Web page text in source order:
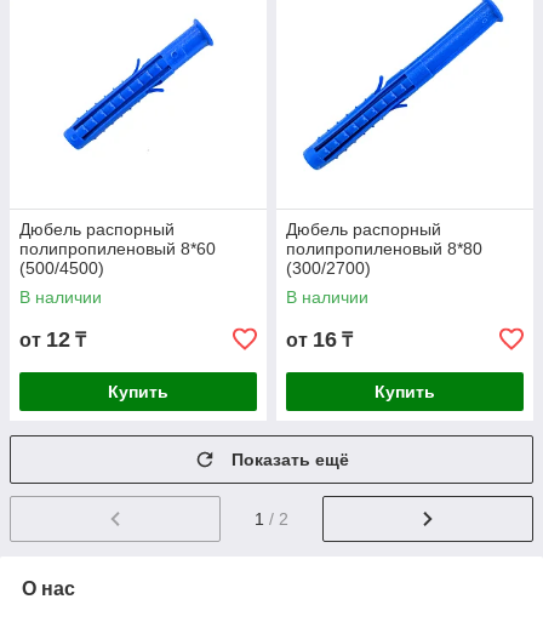
Дюбель распорный
полипропиленовый 8*60
(500/4500)
В наличии
от 12 ₸
Купить
Дюбель распорный
полипропиленовый 8*80
(300/2700)
В наличии
от 16 ₸
Купить
Показать ещё
1 / 2
О нас